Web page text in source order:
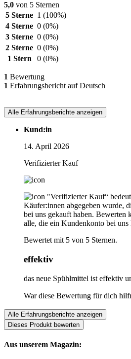
5,0 von 5 Sternen
5 Sterne 1 (100%)
4 Sterne 0 (0%)
3 Sterne 0 (0%)
2 Sterne 0 (0%)
1 Stern
0 (0%)
1 Bewertung
1 Erfahrungsbericht auf Deutsch
Alle Erfahrungsberichte anzeigen
Kund:in
14. April 2026
Verifizierter Kauf
"Verifizierter Kauf“
Käufer:innen abgegeben wurde,
bei uns gekauft haben. Bewerten
alle, die ein Kundenkonto bei uns
Bewertet mit 5 von 5 Sternen.
effektiv
das neue Spühlmittel ist effektiv
War diese Bewertung für dich
Alle Erfahrungsberichte anzeigen
Dieses Produkt bewerten
Aus unserem Magazin: